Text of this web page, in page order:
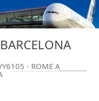
- ROME A